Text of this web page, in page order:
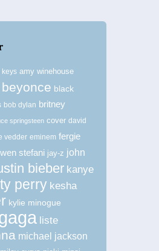
keys amy winehouse
beyonce black
bob dylan britney
springsteen cover david
vedder eminem fergie
stefani jay-z john
bieber kanye
perry kesha
kylie minogue
liste
michael jackson